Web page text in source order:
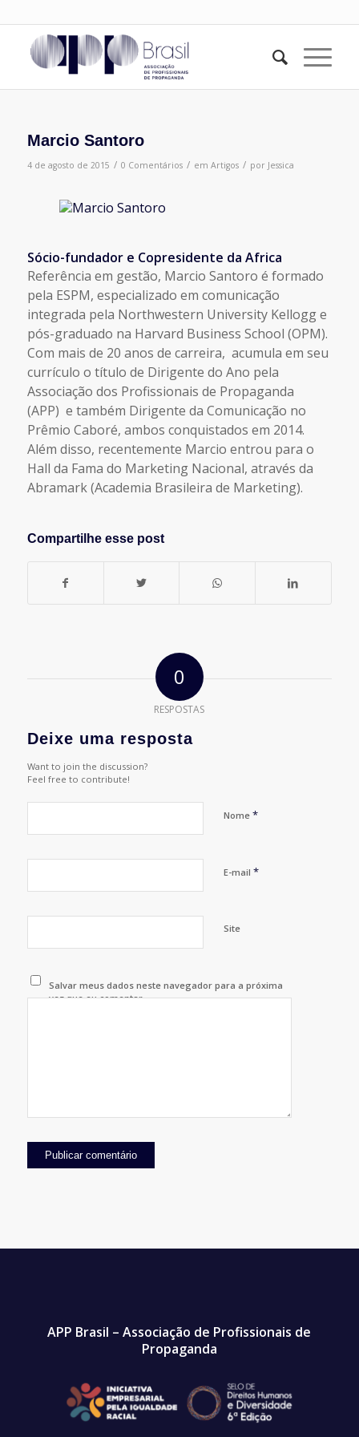
Marcio Santoro
4 de agosto de 2015 / 0 Comentários / em Artigos / por Jessica
Sócio-fundador e Copresidente da Africa
Referência em gestão, Marcio Santoro é formado
pela ESPM, especializado em comunicação
integrada pela Northwestern University Kellogg e
pós-graduado na Harvard Business School (OPM).
Com mais de 20 anos de carreira, acumula em seu
currículo o título de Dirigente do Ano pela
Associação dos Profissionais de Propaganda
(APP) e também Dirigente da Comunicação no
Prêmio Caboré, ambos conquistados em 2014.
Além disso, recentemente Marcio entrou para o
Hall da Fama do Marketing Nacional, através da
Abramark (Academia Brasileira de Marketing).
Compartilhe esse post
0
RESPOSTAS
Deixe uma resposta
Want to join the discussion?
Feel free to contribute!
Nome *
E-mail *
Site
Salvar meus dados neste navegador para a próxima
vez que eu comentar.
APP Brasil – Associação de Profissionais de
Propaganda